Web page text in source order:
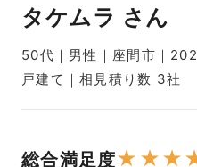
タケムラ さん
50代｜男性｜座間市｜
戸建て｜相見積り数 3社
総合満足度★ ★★